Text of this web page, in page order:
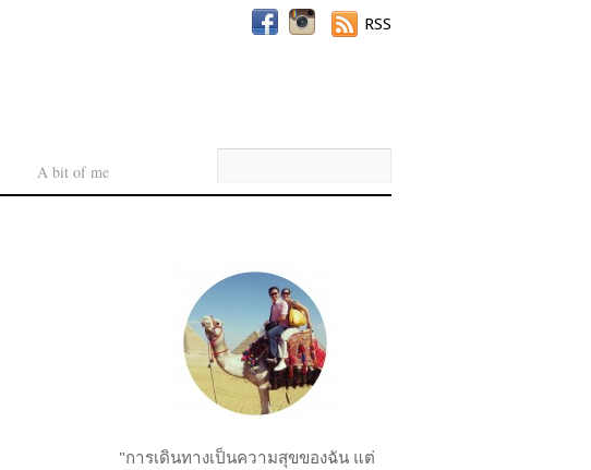
A bit of me
RSS
"การเดินทางเป็นความสุขของฉัน แต่